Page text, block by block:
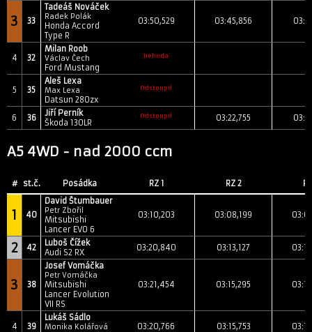
3 33
Tadeáš Nováček
Radek Polák
Honda Accord
Type R
03:50,529 03:45,856
4 32
Milan Roob
Václav Čech
Ford Mustang
Nehoda
5 35
Aleš Lexa
Max Lexa
Datsun 280zx
Odstoupil
6 36
Jiří Perník
Škoda 130LR
Odstoupil 03:22,755
A5 4WD - nad 2000 ccm
# st.č. Posádka RZ 1 RZ 2
1 40
David Štumbauer
Petr Zbořil
Mitsubishi
Lancer EVO 6
03:10,203 03:08,199
2 42
Luboš Čížek
Audi S2 RX
03:20,840 03:13,127
3 38
Josef Vomáčka
Petr Vomáčka
Mitsubishi
Lancer Evolution
VII RS
03:21,454 03:15,295
4 39
Lukáš Sádlo
Monika Kolářová 03:20,766 03:15,753